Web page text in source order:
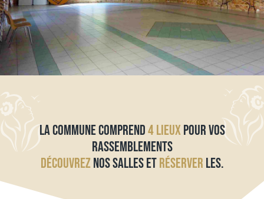
LA COMMUNE COMPREND4 LIEUXPOUR VOS
RASSEMBLEMENTS
DÉCOUVREZ NOS SALLES ETRÉSERVER LES.